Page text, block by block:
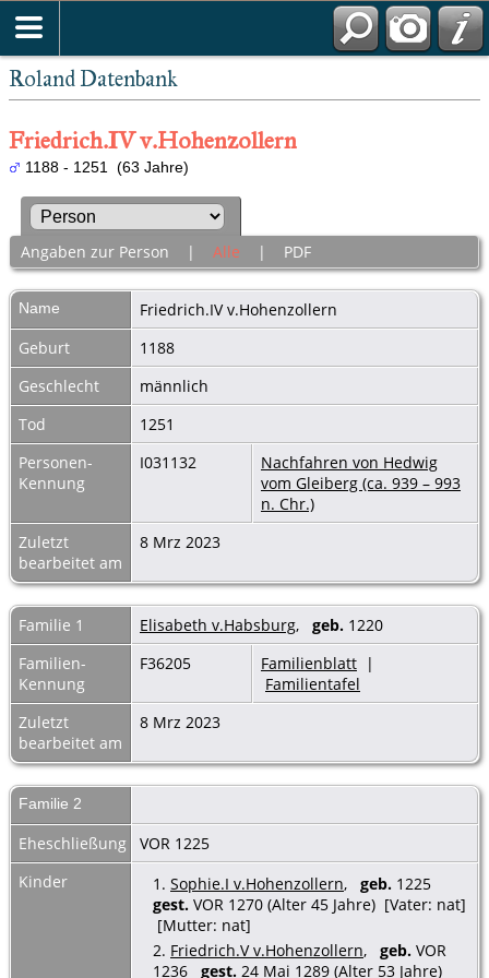
Roland Datenbank
Friedrich.IV v.Hohenzollern
1188 - 1251 (63 Jahre)
Angaben zur Person | Alle | PDF
Name Friedrich.IV v.Hohenzollern
Geburt
1188
Geschlecht
männlich
Tod
1251
Personen-
Kennung
I031132
Nachfahren von Hedwig
vom Gleiberg (ca. 939 – 993
n. Chr.)
Zuletzt
bearbeitet am
8 Mrz 2023
Familie 1 Elisabeth v.Habsburg, geb. 1220
Familien-
Kennung
F36205 Familienblatt |
Familientafel
Zuletzt
bearbeitet am
8 Mrz 2023
Familie 2
Eheschließung
VOR 1225
Kinder
1. Sophie.I v.Hohenzollern, geb. 1225
gest. VOR 1270 (Alter 45 Jahre) [Vater: nat]
[Mutter: nat]
2. Friedrich.V v.Hohenzollern, geb. VOR
1236 gest. 24 Mai 1289 (Alter 53 Jahre)